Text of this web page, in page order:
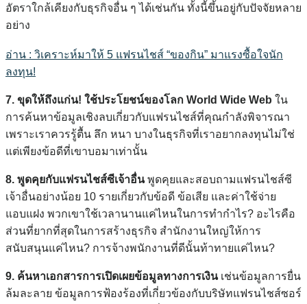
อัตราใกล้เคียงกับธุรกิจอื่น ๆ ได้เช่นกัน ทั้งนี้ขึ้นอยู่กับปัจจัยหลาย
อย่าง
อ่าน : วิเคราะห์มาให้ 5 แฟรนไชส์ “ของกิน” มาแรงซื้อใจนัก
ลงทุน!
7. ขุดให้ถึงแก่น! ใช้ประโยชน์ของโลก World Wide Web ใน
การค้นหาข้อมูลเชิงลบเกี่ยวกับแฟรนไชส์ที่คุณกำลังพิจารณา
เพราะเราควรรู้ตื้น ลึก หนา บางในธุรกิจที่เราอยากลงทุนไม่ใช่
แต่เพียงข้อดีที่เขาบอมาเท่านั้น
8. พูดคุยกับแฟรนไชส์ซีเจ้าอื่นพูดคุยและสอบถามแฟรนไชส์ซี
เจ้าอื่นอย่างน้อย 10 รายเกี่ยวกับข้อดี ข้อเสีย และค่าใช้จ่าย
แอบแฝง พวกเขาใช้เวลานานแค่ไหนในการทำกำไร? อะไรคือ
ส่วนที่ยากที่สุดในการสร้างธุรกิจ สำนักงานใหญ่ให้การ
สนับสนุนแค่ไหน? การจ้างพนักงานที่ดีนั้นท้าทายแค่ไหน?
9. ค้นหาเอกสารการเปิดเผยข้อมูลทางการเงิน เช่นข้อมูลการยื่น
ล้มละลาย ข้อมูลการฟ้องร้องที่เกี่ยวข้องกับบริษัทแฟรนไชส์ซอร์